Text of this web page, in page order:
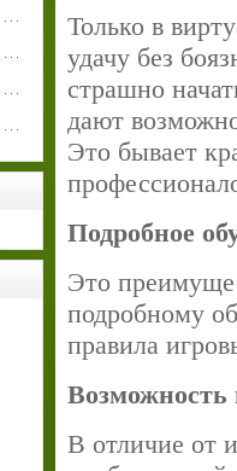
Только в
удачу без
страшно
дают
Это бывает
Подробное
Это
подробному
правила
Возможность
В отличие от